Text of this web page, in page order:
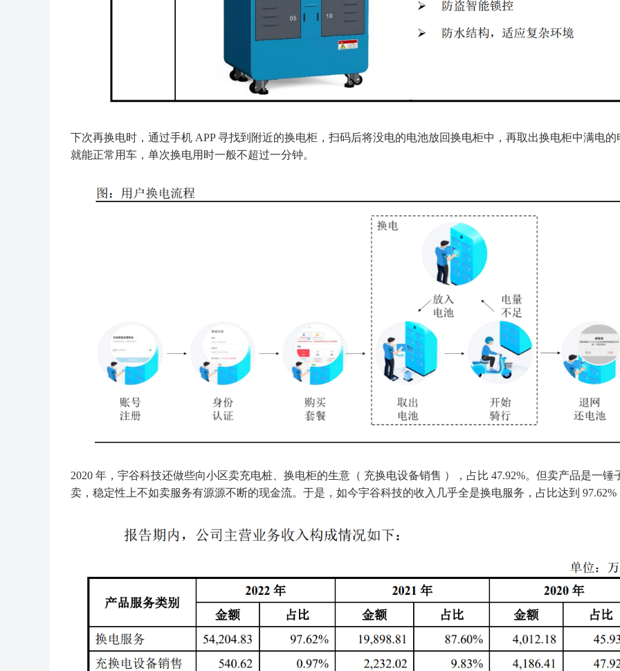
下次再换电时，通过手机 APP 寻找到附近的换电柜，扫码后将没电的电池放回换电柜中，再取出换电柜中满电的
就能正常用车，单次换电用时一般不超过一分钟。
2020 年，宇谷科技还做些向小区卖充电桩、换电柜的生意（ 充换电设备销售 ），占比 47.92%。但卖产品是一锤
卖，稳定性上不如卖服务有源源不断的现金流。于是，如今宇谷科技的收入几乎全是换电服务，占比达到 97.62%